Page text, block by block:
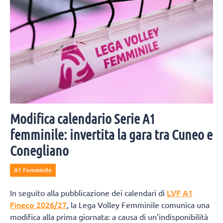
Modifica calendario Serie A1
femminile: invertita la gara tra Cuneo e
Conegliano
A1 Femminile
In seguito alla pubblicazione dei calendari di LVF A1
Fineco 2026/27 , la Lega Volley Femminile comunica una
modifica alla prima giornata: a causa di un’indisponibilità